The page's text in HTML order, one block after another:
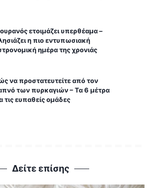
ετοιμάζει υπερθέαμα –
η πιο εντυπωσιακή
ημέρα της χρονιάς
να προστατευτείτε από τον
των πυρκαγιών – Τα 6 μέτρα
τις ευπαθείς ομάδες
Δείτε επίσης